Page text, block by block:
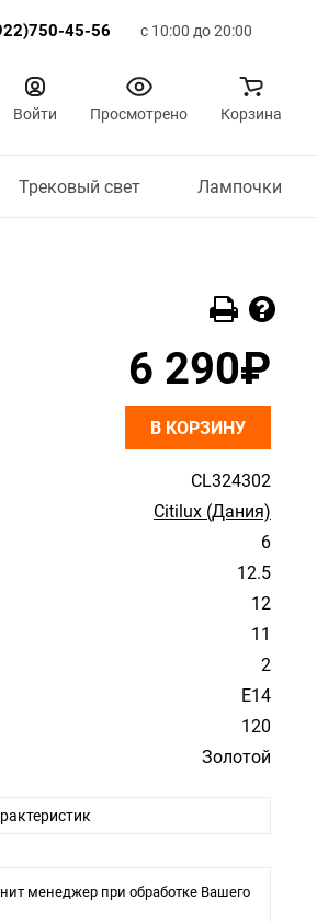
45-56 с 10:00 до 20:00
Войти Просмотрено Корзина
Трековый свет Лампочки
CL324302
Citilux (Дания)
6
12.5
12
11
2
E14
120
Золотой
менеджер при обработке Вашего
6 290₽
В КОРЗИНУ